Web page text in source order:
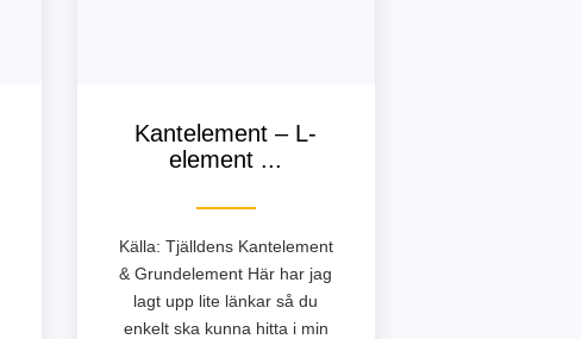
Kantelement – L-
element ...
Källa: Tjälldens Kantelement
& Grundelement Här har jag
lagt upp lite länkar så du
enkelt ska kunna hitta i min